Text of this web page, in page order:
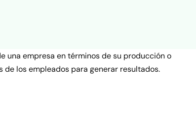
una empresa en términos de su producción o
los empleados para generar resultados.